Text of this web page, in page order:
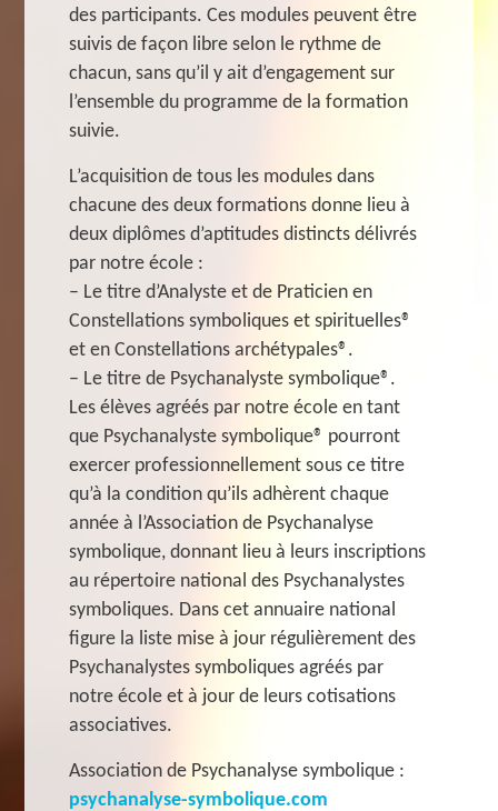
des participants. Ces modules peuvent être
suivis de façon libre selon le rythme de
chacun, sans qu’il y ait d’engagement sur
l’ensemble du programme de la formation
suivie.
L’acquisition de tous les modules dans
chacune des deux formations donne lieu à
deux diplômes d’aptitudes distincts délivrés
par notre école :
– Le titre d’Analyste et de Praticien en
Constellations symboliques et spirituelles®
et en Constellations archétypales®.
– Le titre de Psychanalyste symbolique®.
Les élèves agréés par notre école en tant
que Psychanalyste symbolique® pourront
exercer professionnellement sous ce titre
qu’à la condition qu’ils adhèrent chaque
année à l’Association de Psychanalyse
symbolique, donnant lieu à leurs inscriptions
au répertoire national des Psychanalystes
symboliques. Dans cet annuaire national
figure la liste mise à jour régulièrement des
Psychanalystes symboliques agréés par
notre école et à jour de leurs cotisations
associatives.
Association de Psychanalyse symbolique :
psychanalyse-symbolique.com